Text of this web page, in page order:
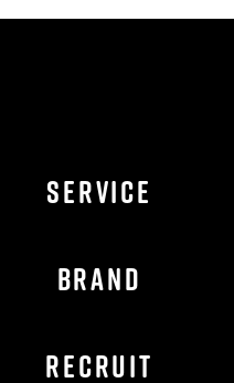
SERVICE
BRAND
RECRUIT